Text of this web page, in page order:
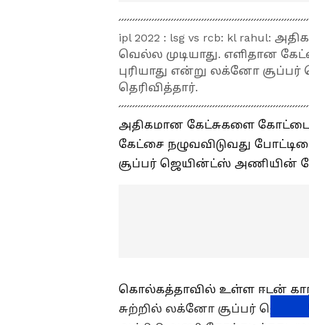
ipl 2022 : lsg vs rcb: kl rahul:
வெல்ல முடியாது. எளிதான
புரியாது என்று லக்னோ
தெரிவித்தார்.
அதிகமான கேட்சுகளை கோட்டை
கேட்சை நழுவவிடுவது
சூப்பர் ஜெயின்ட்ஸ் அணியின்
கொல்கத்தாவில் உள்ள ஈடன்
சுற்றில் லக்னோ சூப்பர்